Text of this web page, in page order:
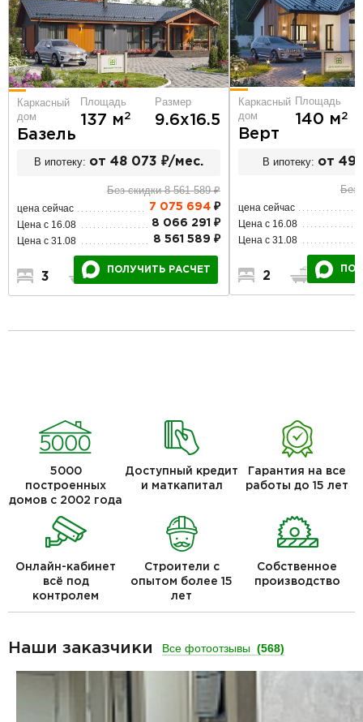
Каркасный
дом
Базель
Площадь
137 м2
Размер
9.6х16.5
В ипотеку: от 48 073 ₽/мес.
Без скидки 8 561 589 ₽
цена сейчас 7 075 694 ₽
Цена с 16.08 8 066 291 ₽
Цена с 31.08 8 561 589 ₽
3 2 1
ПОЛУЧИТЬ РАСЧЕТ
Каркасный
дом
Верт
Площадь
140 м2
В ипотеку: от 49
Без
цена сейчас
Цена с 16.08
Цена с 31.08
2 2
5000
построенных
домов с 2002 года
Доступный кредит
и маткапитал
Гарантия на все
работы до 15 лет
Онлайн-кабинет
всё под
контролем
Строители с
опытом более 15
лет
Собственное
производство
Наши заказчики Все фотоотзывы (568)